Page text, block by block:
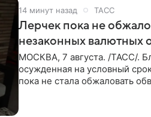
14 минут назад ТАСС
Лерчек пока не
незаконных валютных
МОСКВА, 7 августа. /ТАСС/.
осужденная на условный
пока не стала обжаловать